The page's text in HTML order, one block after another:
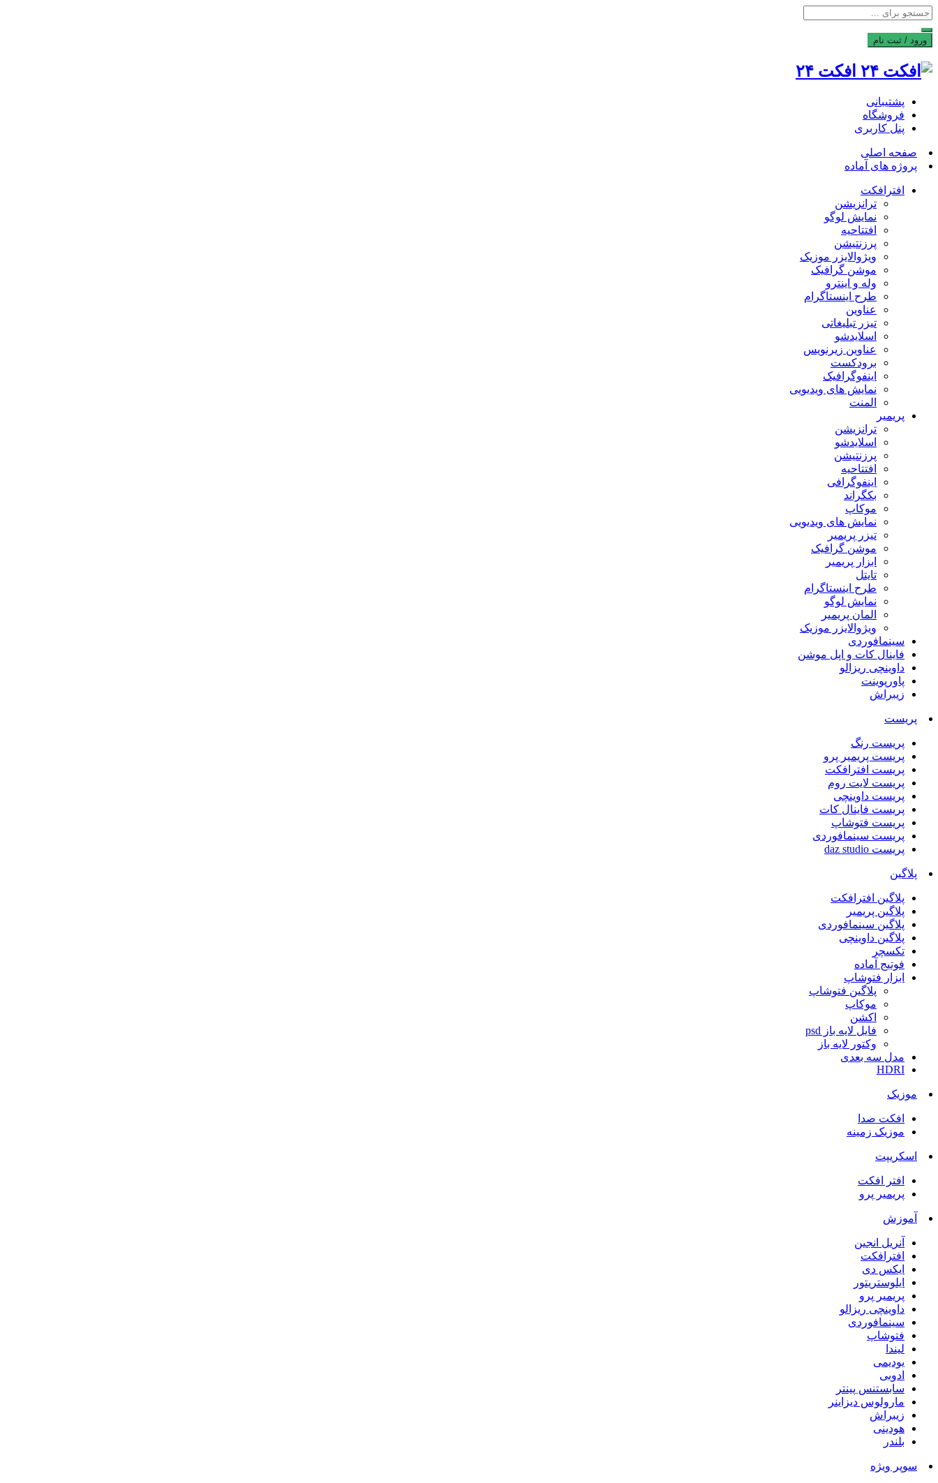
ورود / ثبت نام
افکت ۲۴
پشتیبانی
فروشگاه
پنل کاربری
صفحه اصلی
پروژه های آماده
افترافکت
ترانزیشن
نمایش لوگو
افتتاحیه
پرزنتیشن
ویژوالایزر موزیک
موشن گرافیک
وله و اینترو
طرح اینستاگرام
عناوین
تیزر تبلیغاتی
اسلایدشو
عناوین زیرنویس
برودکست
اینفوگرافیک
نمایش های ویدیویی
المنت
پریمیر
ترانزیشن
اسلایدشو
پرزنتیشن
افتتاحیه
اینفوگرافی
بکگراند
موکاپ
نمایش های ویدیویی
تیزر پریمیر
موشن گرافیک
ابزار پریمیر
تایتل
طرح اینستاگرام
نمایش لوگو
المان پریمیر
ویژوالایزر موزیک
سینمافوردی
فاینال کات و اپل موشن
داوینچی ریزالو
پاورپوینت
زیبراش
پریست
پریست رنگ
پریست پریمیر پرو
پریست افترافکت
پریست لایت روم
پریست داوینچی
پریست فاینال کات
پریست فتوشاپ
پریست سینمافوردی
پریست daz studio
پلاگین
پلاگین افترافکت
پلاگین پریمیر
پلاگین سینمافوردی
پلاگین داوینچی
تکسچر
فوتیج آماده
ابزار فتوشاپ
پلاگین فتوشاپ
موکاپ
اکشن
فایل لایه باز psd
وکتور لایه باز
مدل سه بعدی
HDRI
موزیک
افکت صدا
موزیک زمینه
اسکریپت
افتر افکت
پریمیر پرو
آموزش
آنریل انجین
افترافکت
ایکس دی
ایلوستریتور
پریمیر پرو
داوینچی ریزالو
سینمافوردی
فتوشاپ
لیندا
یودیمی
ادوبی
سابستنس پینتر
مارولوس دیزاینر
زیبراش
هودینی
بلندر
سوپر ویژه